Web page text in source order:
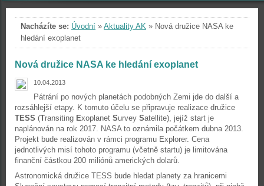
Nacházíte se: Úvodní » Aktuality AK » Nová družice NASA ke
hledání exoplanet
Nová družice NASA ke hledání exoplanet
10.04.2013
Pátrání po nových planetách podobných Zemi jde do další a
rozsáhlejší etapy. K tomuto účelu se připravuje realizace družice
TESS (Transiting Exoplanet Survey Satellite), jejíž start je
naplánován na rok 2017. NASA to oznámila počátkem dubna 2013.
Projekt bude realizován v rámci programu Explorer. Cena
jednotlivých misí tohoto programu (včetně startu) je limitována
finanční částkou 200 miliónů amerických dolarů.
Astronomická družice TESS bude hledat planety za hranicemi